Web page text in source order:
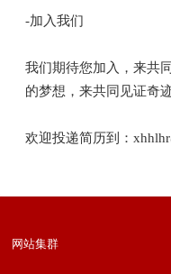
-加入我们
我们期待您加入，来共
的梦想，来共同见证奇
欢迎投递简历到：
网站集群